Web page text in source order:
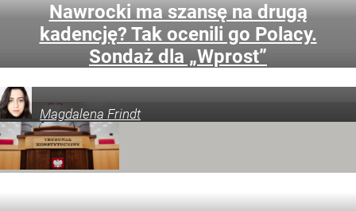
Nawrocki ma szansę na drugą
kadencję? Tak ocenili go Polacy.
Sondaż dla „Wprost”
Magdalena Frindt
Waldemar Żurek zapowiedział, że już we wrześniu Sejm
może wybrać ósmego sędziego TK. Według niego jesienią